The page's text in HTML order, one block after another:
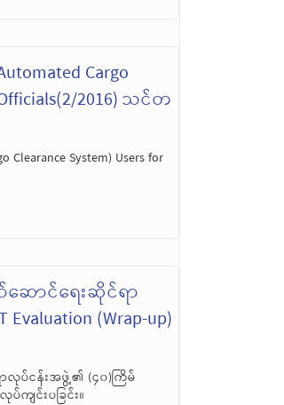
Cargo
Officials(2/2016) သင်တ
Clearance System) Users for
ဆောင်ရေးဆိုင်ရာ
(Wrap-up)
ာလုပ်ငန်းအဖွဲ့၏ (၄၀)ကြိမ်
ကျင်းပခြင်း။